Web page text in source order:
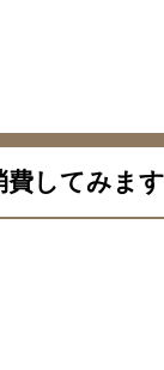
してみます